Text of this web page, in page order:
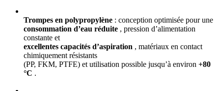
Trompes en polypropylène : conception optimisée pour une
consommation d’eau réduite , pression d’alimentation
constante et
excellentes capacités d’aspiration , matériaux en contact
chimiquement résistants
(PP, FKM, PTFE) et utilisation possible jusqu’à environ +80
°C .